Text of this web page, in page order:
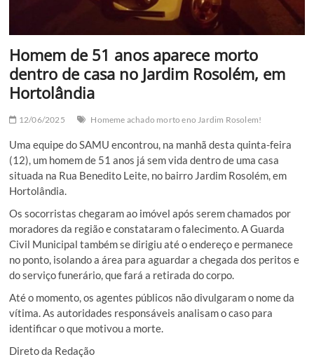
Homem de 51 anos aparece morto
dentro de casa no Jardim Rosolém, em
Hortolândia
12/06/2025 Homeme achado morto eno Jardim Rosolem!
Uma equipe do SAMU encontrou, na manhã desta quinta-feira
(12), um homem de 51 anos já sem vida dentro de uma casa
situada na Rua Benedito Leite, no bairro Jardim Rosolém, em
Hortolândia.
Os socorristas chegaram ao imóvel após serem chamados por
moradores da região e constataram o falecimento. A Guarda
Civil Municipal também se dirigiu até o endereço e permanece
no ponto, isolando a área para aguardar a chegada dos peritos e
do serviço funerário, que fará a retirada do corpo.
Até o momento, os agentes públicos não divulgaram o nome da
vítima. As autoridades responsáveis analisam o caso para
identificar o que motivou a morte.
Direto da Redação